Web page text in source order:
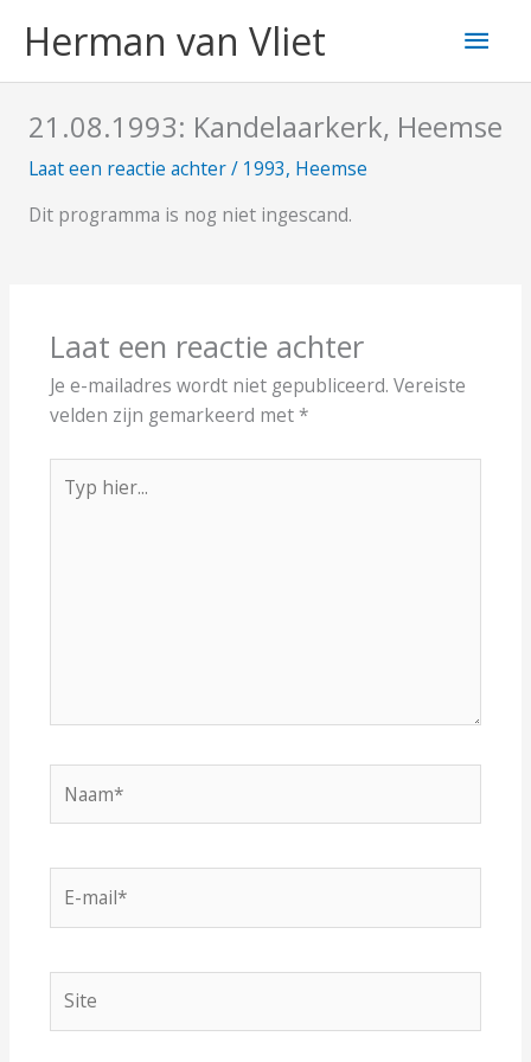
naarHerman van Vliet
21.08.1993: Kandelaarkerk, Heemse
Laat een reactie achter/ 1993, Heemse
Dit programma is nog niet ingescand.
Laat een reactie achter
Je e-mailadres wordt niet gepubliceerd. Vereiste
velden zijn gemarkeerd met*
hier...
mail*